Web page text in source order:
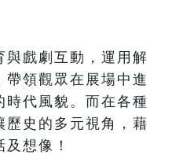
與戲劇互動，運用解
領觀眾在展場中進
時代風貌。而在各種
歷史的多元視角，藉
想像！